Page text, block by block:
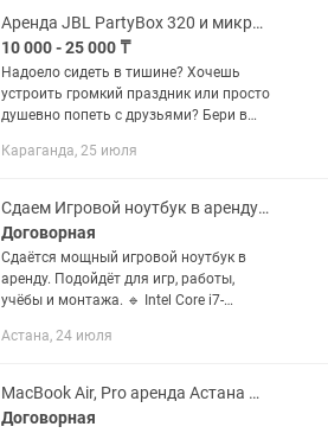
Аренда JBL PartyBox 320 и микрофоны для караоке. Караганда
10 000 - 25 000 ₸
Надоело сидеть в тишине? Хочешь
устроить громкий праздник или просто
душевно попеть с друзьями? Бери в
ватт, который раскачает любую
Караганда, 25 июля
Сдаем Игровой ноутбук в аренду Acer Nitro i7/16GB/GTX 1650, прокат ноутов
Договорная
Сдаётся мощный игровой ноутбук в
аренду. Подойдёт для игр, работы,
учёбы и монтажа. 🔹 Intel Core i7-
ОЗУ 🔹 SSD 512 GB 🔹 NVIDIA GeForce
Астана, 24 июля
MacBook Air, Pro аренда Астана Макбук напрокат Мак Ноут прокат офис
Договорная